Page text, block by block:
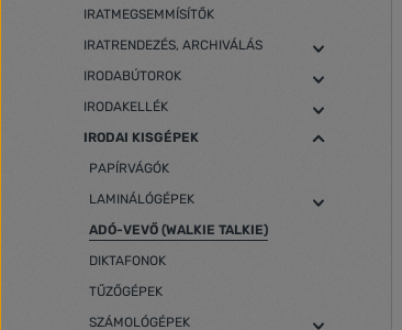
IRATMEGSEMMÍSÍTŐK
IRATRENDEZÉS, ARCHIVÁLÁS
IRODABÚTOROK
IRODAKELLÉK
IRODAI KISGÉPEK
PAPÍRVÁGÓK
LAMINÁLÓGÉPEK
ADÓ-VEVŐ (WALKIE TALKIE)
DIKTAFONOK
TŰZŐGÉPEK
SZÁMOLÓGÉPEK